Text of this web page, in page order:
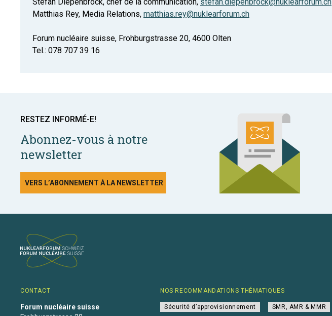
Matthias Rey, Media Relations, matthias.rey@nuklearforum.ch
Forum nucléaire suisse, Frohburgstrasse 20, 4600 Olten
Tel.: 078 707 39 16
RESTEZ INFORMÉ-E!
Abonnez-vous à notre
newsletter
VERS L’ABONNEMENT À LA NEWSLETTER
CONTACT
Forum nucléaire suisse
NOS RECOMMANDATIONS THÉMATIQUES
Sécurité d’approvisionnement SMR, AMR & MMR